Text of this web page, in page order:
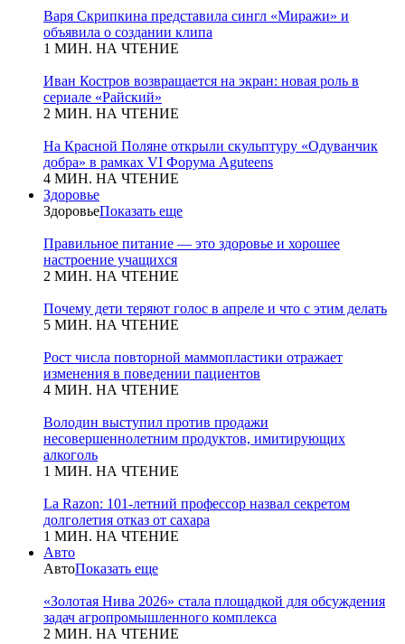
Варя Скрипкина представила сингл «Миражи» и
объявила о создании клипа
1 МИН. НА ЧТЕНИЕ
Иван Костров возвращается на экран: новая роль в
сериале «Райский»
2 МИН. НА ЧТЕНИЕ
На Красной Поляне открыли скульптуру «Одуванчик
добра» в рамках VI Форума Aguteens
4 МИН. НА ЧТЕНИЕ
Здоровье
ЗдоровьеПоказать еще
Правильное питание — это здоровье и хорошее
настроение учащихся
2 МИН. НА ЧТЕНИЕ
Почему дети теряют голос в апреле и что с этим делать
5 МИН. НА ЧТЕНИЕ
Рост числа повторной маммопластики отражает
изменения в поведении пациентов
4 МИН. НА ЧТЕНИЕ
Володин выступил против продажи
несовершеннолетним продуктов, имитирующих
алкоголь
1 МИН. НА ЧТЕНИЕ
La Razon: 101-летний профессор назвал секретом
долголетия отказ от сахара
1 МИН. НА ЧТЕНИЕ
Авто
АвтоПоказать еще
«Золотая Нива 2026» стала площадкой для обсуждения
задач агропромышленного комплекса
2 МИН. НА ЧТЕНИЕ